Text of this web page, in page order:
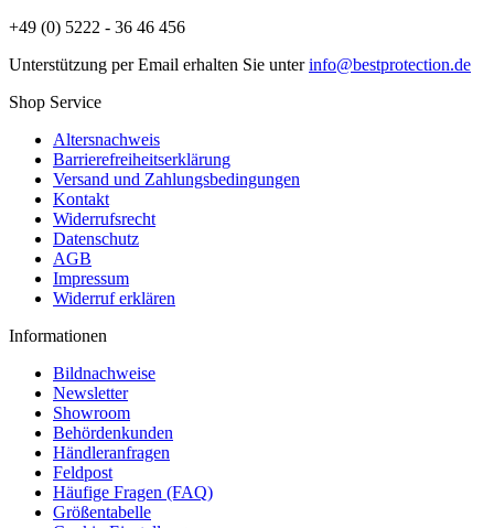
+49 (0) 5222 - 36 46 456
Unterstützung per Email erhalten Sie unterinfo@bestprotection.de
Shop Service
Altersnachweis
Barrierefreiheitserklärung
Versand und Zahlungsbedingungen
Kontakt
Widerrufsrecht
Datenschutz
AGB
Impressum
Widerruf erklären
Informationen
Bildnachweise
Newsletter
Showroom
Behördenkunden
Händleranfragen
Feldpost
Häufige Fragen (FAQ)
Größentabelle